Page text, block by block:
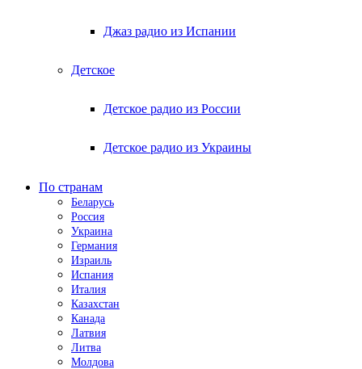
Джаз радио из Испании
Детское
Детское радио из России
Детское радио из Украины
По странам
Беларусь
Россия
Украина
Германия
Израиль
Испания
Италия
Казахстан
Канада
Латвия
Литва
Молдова